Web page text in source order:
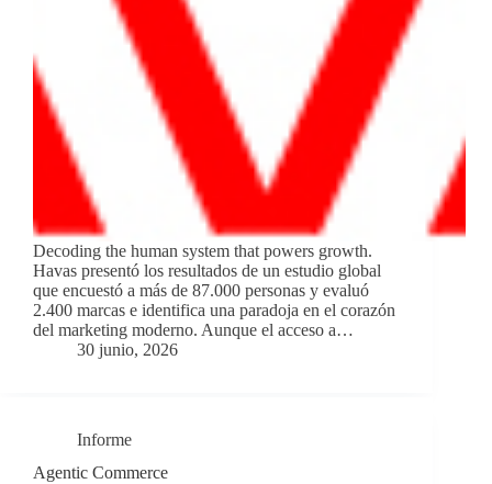
Decoding the human system that powers growth.
Havas presentó los resultados de un estudio global
que encuestó a más de 87.000 personas y evaluó
2.400 marcas e identifica una paradoja en el corazón
del marketing moderno. Aunque el acceso a…
30 junio, 2026
Informe
Agentic Commerce